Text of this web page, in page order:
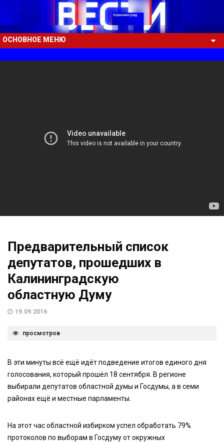
ОСНОВНОЕ МЕНЮ
Предварительный список
депутатов, прошедших в
Калининградскую
областную Думу
19.09.2016
просмотров
В эти минуты всё ещё идёт подведение итогов единого дня
голосования, который прошёл 18 сентября. В регионе
выбирали депутатов областной думы и Госдумы, а в семи
районах ещё и местные парламенты.
На этот час областной избирком успел обработать 79%
протоколов по выборам в Госдуму от окружных